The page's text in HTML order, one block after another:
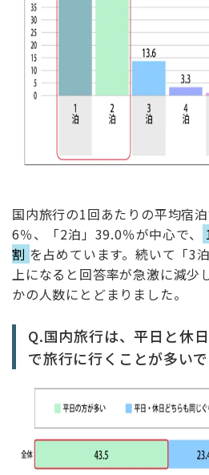
国内旅行の1回あたりの平均宿
6％、「2泊」39.0％が中心で、
割 を占めています。続いて「3
上になると回答率が急激に減少
かの人数にとどまりました。
Q.国内旅行は、平日と休
で旅行に行くことが多いで